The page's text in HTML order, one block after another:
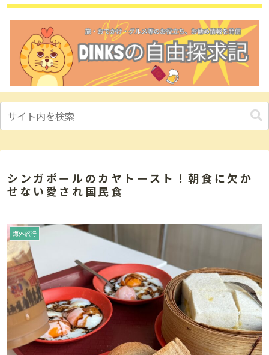
シンガポールのカヤトースト！朝食に欠か
せない愛され国民食
海外旅行